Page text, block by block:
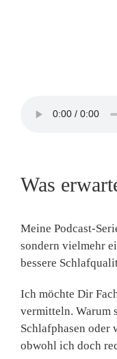
Was
Meine Podcast-
sondern vielmehr
bessere
Ich möchte Dir
vermitteln. Warum
Schlafphasen oder
obwohl ich doch